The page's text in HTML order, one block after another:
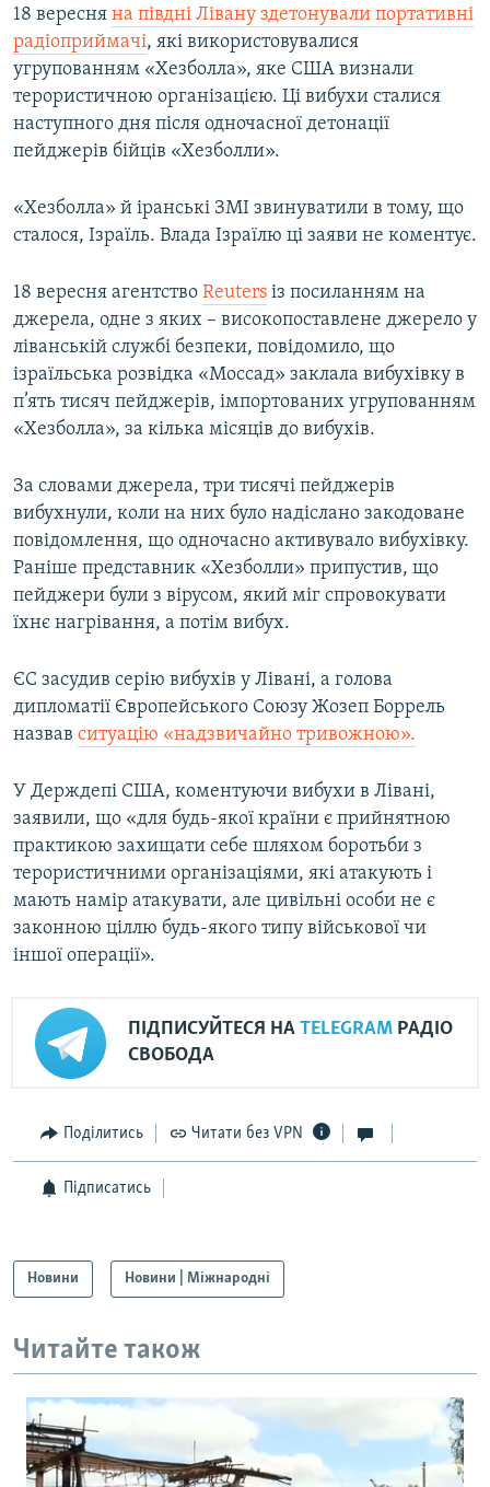
18 вересня на півдні Лівану здетонували портативні
радіоприймачі, які використовувалися
угрупованням «Хезболла», яке США визнали
терористичною організацією. Ці вибухи сталися
наступного дня після одночасної детонації
пейджерів бійців «Хезболли».
«Хезболла» й іранські ЗМІ звинуватили в тому, що
сталося, Ізраїль. Влада Ізраїлю ці заяви не коментує.
18 вересня агентство Reuters із посиланням на
джерела, одне з яких – високопоставлене джерело у
ліванській службі безпеки, повідомило, що
ізраїльська розвідка «Моссад» заклала вибухівку в
п’ять тисяч пейджерів, імпортованих угрупованням
«Хезболла», за кілька місяців до вибухів.
За словами джерела, три тисячі пейджерів
вибухнули, коли на них було надіслано закодоване
повідомлення, що одночасно активувало вибухівку.
Раніше представник «Хезболли» припустив, що
пейджери були з вірусом, який міг спровокувати
їхнє нагрівання, а потім вибух.
ЄС засудив серію вибухів у Лівані, а голова
дипломатії Європейського Союзу Жозеп Боррель
назвав ситуацію «надзвичайно тривожною».
У Держдепі США, коментуючи вибухи в Лівані,
заявили, що «для будь-якої країни є прийнятною
практикою захищати себе шляхом боротьби з
терористичними організаціями, які атакують і
мають намір атакувати, але цивільні особи не є
законною ціллю будь-якого типу військової чи
іншої операції».
ПІДПИСУЙТЕСЯ НА TELEGRAM РАДІО
СВОБОДА
Поділитись Читати без VPN
Підписатись
Новини Новини | Міжнародні
Читайте також